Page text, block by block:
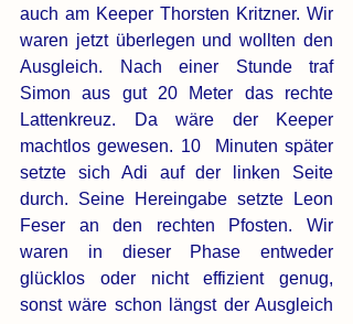
auch am Keeper Thorsten Kritzner. Wir
waren jetzt überlegen und wollten den
Ausgleich. Nach einer Stunde traf
Simon aus gut 20 Meter das rechte
Lattenkreuz. Da wäre der Keeper
machtlos gewesen. 10  Minuten später
setzte sich Adi auf der linken Seite
durch. Seine Hereingabe setzte Leon
Feser an den rechten Pfosten. Wir
waren in dieser Phase entweder
glücklos oder nicht effizient genug,
sonst wäre schon längst der Ausgleich